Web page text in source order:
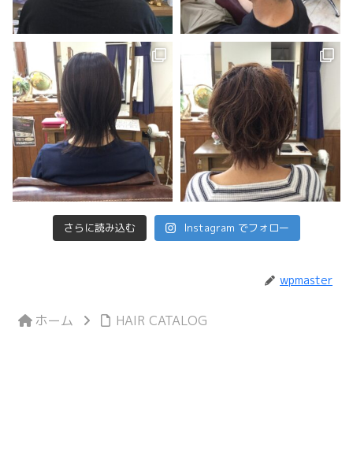
さらに読み込む Instagram でフォロー
wpmaster
ホーム HAIR CATALOG